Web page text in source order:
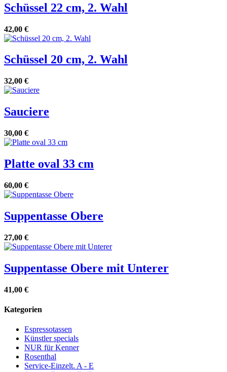
Schüssel 22 cm, 2. Wahl
42,00 €
Schüssel 20 cm, 2. Wahl
32,00 €
Sauciere
30,00 €
Platte oval 33 cm
60,00 €
Suppentasse Obere
27,00 €
Suppentasse Obere mit Unterer
41,00 €
Kategorien
Espressotassen
Künstler specials
NUR für Kenner
Rosenthal
Service-Einzelt. A - E